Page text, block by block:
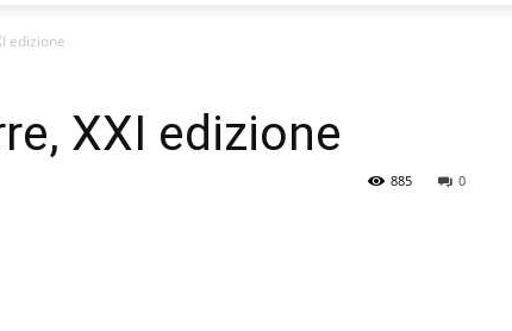
edizione
XXI edizione
0
885